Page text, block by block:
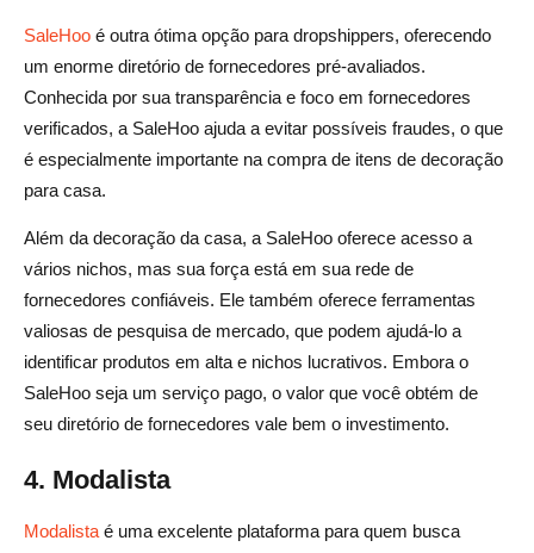
SaleHoo é outra ótima opção para dropshippers, oferecendo
um enorme diretório de fornecedores pré-avaliados.
Conhecida por sua transparência e foco em fornecedores
verificados, a SaleHoo ajuda a evitar possíveis fraudes, o que
é especialmente importante na compra de itens de decoração
para casa.
Além da decoração da casa, a SaleHoo oferece acesso a
vários nichos, mas sua força está em sua rede de
fornecedores confiáveis. Ele também oferece ferramentas
valiosas de pesquisa de mercado, que podem ajudá-lo a
identificar produtos em alta e nichos lucrativos. Embora o
SaleHoo seja um serviço pago, o valor que você obtém de
seu diretório de fornecedores vale bem o investimento.
4. Modalista
Modalista é uma excelente plataforma para quem busca